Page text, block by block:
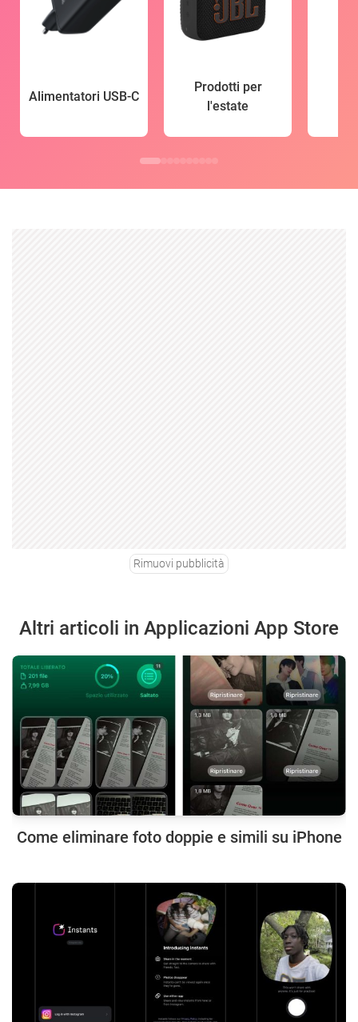
Alimentatori USB-C
Prodotti per
l'estate
Rimuovi pubblicità
Altri articoli in Applicazioni App Store
Come eliminare foto doppie e simili su iPhone